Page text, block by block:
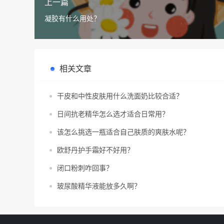
上一篇
凝胶有什么用处？
相关文章
干皮和中性皮肤用什么洗面奶比较合适？
日间抗老精华怎么选才适合日常用？
该怎么挑选一瓶适合自己肤质的爽肤水呢？
欧舒丹护手霜好不好用？
闭口粉刺咋回事？
玻尿酸精华液能放多久啊？